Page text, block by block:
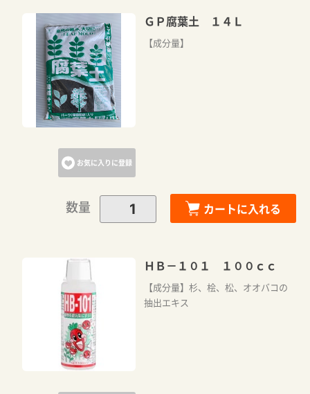
お気に入りに登録
ＧＰ腐葉土 １４Ｌ
【成分量】
数量 カートに入れる
ＨＢ－１０１ １００ｃｃ
【成分量】杉、桧、松、オオバコの
抽出エキス
カートに追加しました。